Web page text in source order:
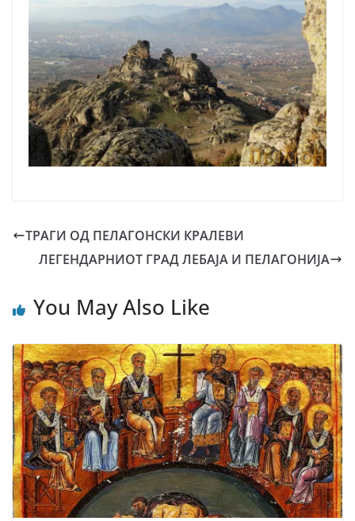
ТРАГИ ОД ПЕЛАГОНСКИ КРАЛЕВИ
ЛЕГЕНДАРНИОТ ГРАД ЛЕБАЈА И ПЕЛАГОНИЈА
You May Also Like